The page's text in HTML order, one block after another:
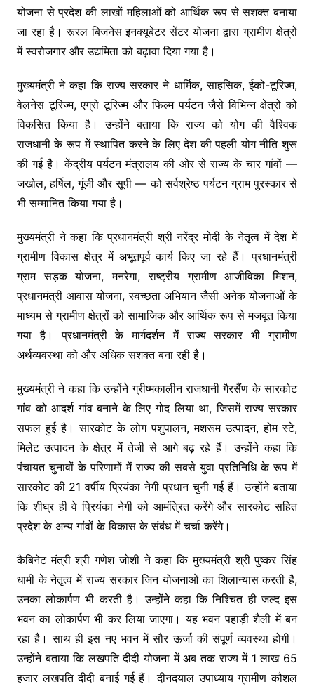
योजना से प्रदेश की लाखों महिलाओं को आर्थिक रूप से सशक्त बनाया
जा रहा है। रूरल बिजनेस इनक्यूबेटर सेंटर योजना द्वारा ग्रामीण क्षेत्रों
में स्वरोजगार और उद्यमिता को बढ़ावा दिया गया है।
मुख्यमंत्री ने कहा कि राज्य सरकार ने धार्मिक, साहसिक, ईको-टूरिज्म,
वेलनेस टूरिज्म, एग्रो टूरिज्म और फिल्म पर्यटन जैसे विभिन्न क्षेत्रों को
विकसित किया है। उन्होंने बताया कि राज्य को योग की वैश्विक
राजधानी के रूप में स्थापित करने के लिए देश की पहली योग नीति शुरू
की गई है। केंद्रीय पर्यटन मंत्रालय की ओर से राज्य के चार गांवों —
जखोल, हर्षिल, गूंजी और सूपी — को सर्वश्रेष्ठ पर्यटन ग्राम पुरस्कार से
भी सम्मानित किया गया है।
मुख्यमंत्री ने कहा कि प्रधानमंत्री श्री नरेंद्र मोदी के नेतृत्व में देश में
ग्रामीण विकास क्षेत्र में अभूतपूर्व कार्य किए जा रहे हैं। प्रधानमंत्री
ग्राम सड़क योजना, मनरेगा, राष्ट्रीय ग्रामीण आजीविका मिशन,
प्रधानमंत्री आवास योजना, स्वच्छता अभियान जैसी अनेक योजनाओं के
माध्यम से ग्रामीण क्षेत्रों को सामाजिक और आर्थिक रूप से मजबूत किया
गया है। प्रधानमंत्री के मार्गदर्शन में राज्य सरकार भी ग्रामीण
अर्थव्यवस्था को और अधिक सशक्त बना रही है।
मुख्यमंत्री ने कहा कि उन्होंने ग्रीष्मकालीन राजधानी गैरसैंण के सारकोट
गांव को आदर्श गांव बनाने के लिए गोद लिया था, जिसमें राज्य सरकार
सफल हुई है। सारकोट के लोग पशुपालन, मशरूम उत्पादन, होम स्टे,
मिलेट उत्पादन के क्षेत्र में तेजी से आगे बढ़ रहे हैं। उन्होंने कहा कि
पंचायत चुनावों के परिणामों में राज्य की सबसे युवा प्रतिनिधि के रूप में
सारकोट की 21 वर्षीय प्रियंका नेगी प्रधान चुनी गई हैं। उन्होंने बताया
कि शीघ्र ही वे प्रियंका नेगी को आमंत्रित करेंगे और सारकोट सहित
प्रदेश के अन्य गांवों के विकास के संबंध में चर्चा करेंगे।
कैबिनेट मंत्री श्री गणेश जोशी ने कहा कि मुख्यमंत्री श्री पुष्कर सिंह
धामी के नेतृत्व में राज्य सरकार जिन योजनाओं का शिलान्यास करती है,
उनका लोकार्पण भी करती है। उन्होंने कहा कि निश्चित ही जल्द इस
भवन का लोकार्पण भी कर लिया जाएगा। यह भवन पहाड़ी शैली में बन
रहा है। साथ ही इस नए भवन में सौर ऊर्जा की संपूर्ण व्यवस्था होगी।
उन्होंने बताया कि लखपति दीदी योजना में अब तक राज्य में 1 लाख 65
हजार लखपति दीदी बनाई गई हैं। दीनदयाल उपाध्याय ग्रामीण कौशल